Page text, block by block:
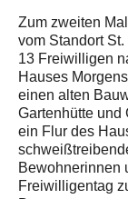
Zum zweiten
vom Standort
13 Freiwilligen
Hauses
einen alten
Gartenhütte und
ein Flur des
Bewohnerinnen
Freiwilligentag